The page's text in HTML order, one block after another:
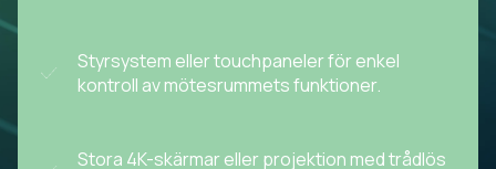
Styrsystem eller touchpaneler för enkel
kontroll av mötesrummets funktioner.
Stora 4K-skärmar eller projektion med trådlös